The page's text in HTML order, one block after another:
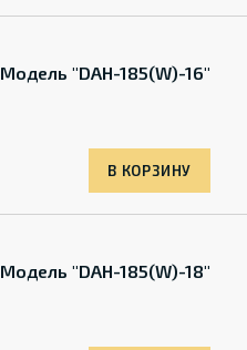
Модель "DAH-185(W)-16"
В КОРЗИНУ
Модель "DAH-185(W)-18"